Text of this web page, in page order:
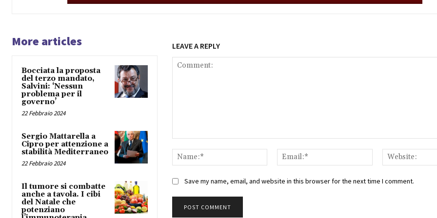
More articles
Bocciata la proposta
del terzo mandato,
Salvini: ‘Nessun
problema per il
governo’
22 Febbraio 2024
Sergio Mattarella a
Cipro per attenzione a
stabilità Mediterraneo
22 Febbraio 2024
Il tumore si combatte
anche a tavola. I cibi
del Natale che
potenziano
LEAVE A REPLY
Name:*
Email:*
Save my name, email, and website in this browser for the next time I comment.